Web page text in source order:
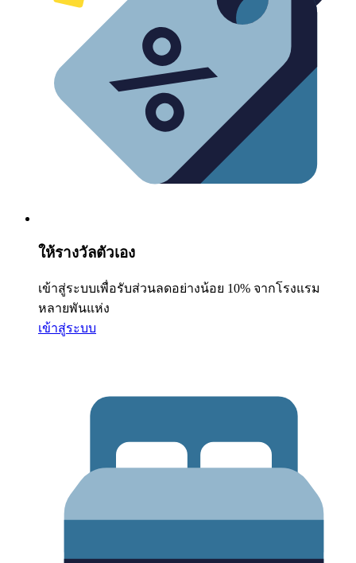
ให้รางวัลตัวเอง
เข้าสู่ระบบเพื่อรับส่วนลดอย่างน้อย 10% จากโรงแรม
หลายพันแห่ง
เข้าสู่ระบบ